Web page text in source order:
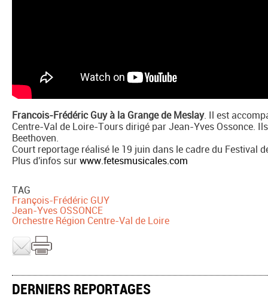
Francois-Frédéric Guy à la Grange de Meslay. Il est
Centre-Val de Loire-Tours dirigé par Jean-Yves Ossonce.
Beethoven.
Court reportage réalisé le 19 juin dans le cadre du Festival
Plus d'infos surwww.fetesmusicales.com
TAG
François-Frédéric GUY
Jean-Yves OSSONCE
Orchestre Région Centre-Val de Loire
DERNIERS REPORTAGES